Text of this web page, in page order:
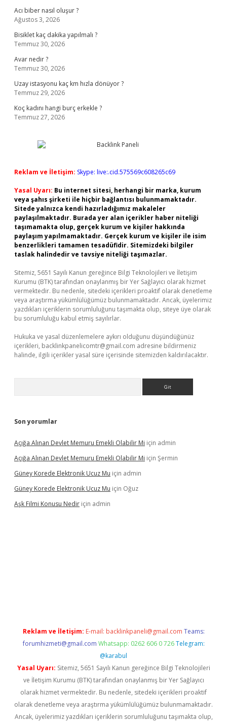
Acı biber nasıl oluşur ?
Ağustos 3, 2026
Bisiklet kaç dakika yapılmalı ?
Temmuz 30, 2026
Avar nedir ?
Temmuz 30, 2026
Uzay istasyonu kaç km hızla dönüyor ?
Temmuz 29, 2026
Koç kadını hangi burç erkekle ?
Temmuz 27, 2026
Reklam ve İletişim: Skype: live:.cid.575569c608265c69
Yasal Uyarı: Bu internet sitesi, herhangi bir marka, kurum
veya şahıs şirketi ile hiçbir bağlantısı bulunmamaktadır.
Sitede yalnızca kendi hazırladığımız makaleler
paylaşılmaktadır. Burada yer alan içerikler haber niteliği
taşımamakta olup, gerçek kurum ve kişiler hakkında
paylaşım yapılmamaktadır. Gerçek kurum ve kişiler ile isim
benzerlikleri tamamen tesadüfidir. Sitemizdeki bilgiler
taslak halindedir ve tavsiye niteliği taşımazlar.
Sitemiz, 5651 Sayılı Kanun gereğince Bilgi Teknolojileri ve İletişim
Kurumu (BTK) tarafından onaylanmış bir Yer Sağlayıcı olarak hizmet
vermektedir. Bu nedenle, sitedeki içerikleri proaktif olarak denetleme
veya araştırma yükümlülüğümüz bulunmamaktadır. Ancak, üyelerimiz
yazdıkları içeriklerin sorumluluğunu taşımakta olup, siteye üye olarak
bu sorumluluğu kabul etmiş sayılırlar.
Hukuka ve yasal düzenlemelere aykırı olduğunu düşündüğünüz
içerikleri, backlinkpanelicomtr@gmail.com adresine bildirmeniz
halinde, ilgili içerikler yasal süre içerisinde sitemizden kaldırılacaktır.
Son yorumlar
Açığa Alınan Devlet Memuru Emekli Olabilir Mi için admin
Açığa Alınan Devlet Memuru Emekli Olabilir Mi için Şermin
Güney Korede Elektronik Ucuz Mu için admin
Güney Korede Elektronik Ucuz Mu için Oğuz
Aşk Filmi Konusu Nedir için admin
Reklam ve İletişim: E-mail: backlinkpaneli@gmail.com Teams:
forumhizmeti@gmail.com Whatsapp: 0262 606 0 726 Telegram:
@karabul
Yasal Uyarı: Sitemiz, 5651 Sayılı Kanun gereğince Bilgi Teknolojileri
ve İletişim Kurumu (BTK) tarafından onaylanmış bir Yer Sağlayıcı
olarak hizmet vermektedir. Bu nedenle, sitedeki içerikleri proaktif
olarak denetleme veya araştırma yükümlülüğümüz bulunmamaktadır.
Ancak, üyelerimiz yazdıkları içeriklerin sorumluluğunu taşımakta olup,